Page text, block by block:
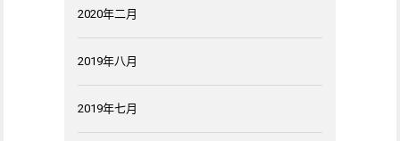
2020年二月
2019年八月
2019年七月